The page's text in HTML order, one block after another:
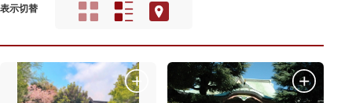
表示切替